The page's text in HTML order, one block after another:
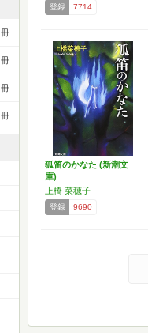
登録 7714
狐笛のかなた (新潮文
庫)
上橋 菜穂子
登録 9690
冊
冊
冊
冊